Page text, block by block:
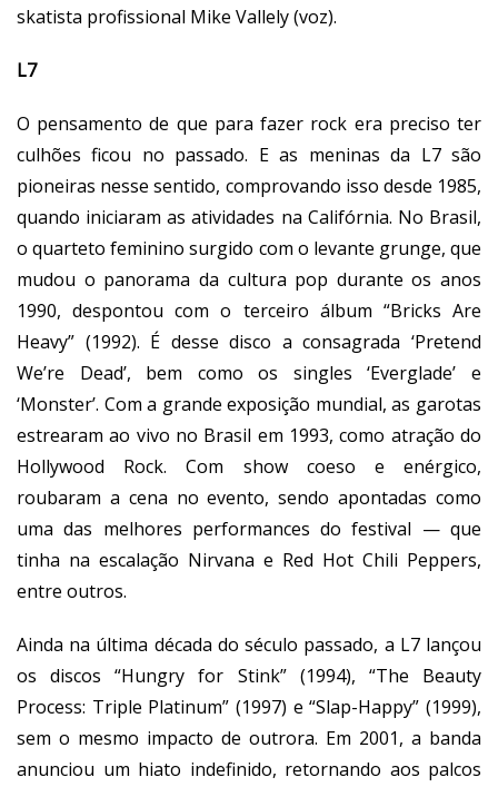
skatista profissional Mike Vallely (voz).
L7
O pensamento de que para fazer rock era preciso ter
culhões ficou no passado. E as meninas da L7 são
pioneiras nesse sentido, comprovando isso desde 1985,
quando iniciaram as atividades na Califórnia. No Brasil,
o quarteto feminino surgido com o levante grunge, que
mudou o panorama da cultura pop durante os anos
1990, despontou com o terceiro álbum “Bricks Are
Heavy” (1992). É desse disco a consagrada ‘Pretend
We’re Dead’, bem como os singles ‘Everglade’ e
‘Monster’. Com a grande exposição mundial, as garotas
estrearam ao vivo no Brasil em 1993, como atração do
Hollywood Rock. Com show coeso e enérgico,
roubaram a cena no evento, sendo apontadas como
uma das melhores performances do festival — que
tinha na escalação Nirvana e Red Hot Chili Peppers,
entre outros.
Ainda na última década do século passado, a L7 lançou
os discos “Hungry for Stink” (1994), “The Beauty
Process: Triple Platinum” (1997) e “Slap-Happy” (1999),
sem o mesmo impacto de outrora. Em 2001, a banda
anunciou um hiato indefinido, retornando aos palcos